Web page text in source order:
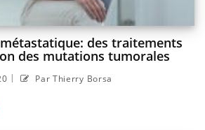
des traitements
des mutations tumorales
| Par Thierry Borsa